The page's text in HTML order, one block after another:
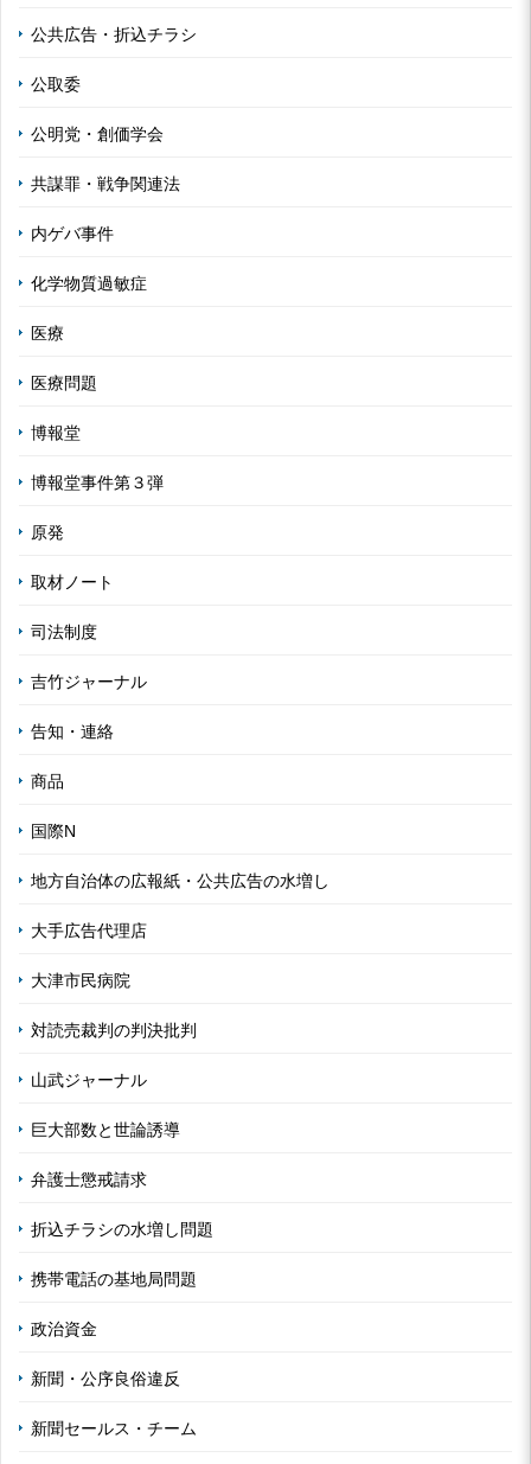
公共広告・折込チラシ
公取委
公明党・創価学会
共謀罪・戦争関連法
内ゲバ事件
化学物質過敏症
医療
医療問題
博報堂
博報堂事件第３弾
原発
取材ノート
司法制度
吉竹ジャーナル
告知・連絡
商品
国際N
地方自治体の広報紙・公共広告の水増し
大手広告代理店
大津市民病院
対読売裁判の判決批判
山武ジャーナル
巨大部数と世論誘導
弁護士懲戒請求
折込チラシの水増し問題
携帯電話の基地局問題
政治資金
新聞・公序良俗違反
新聞セールス・チーム